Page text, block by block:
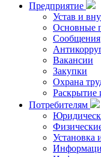
Предприятие
Устав и
Основные
Сообщения
Вакансии
Закупки
Охрана
Раскрытие
Потребителям
Установка